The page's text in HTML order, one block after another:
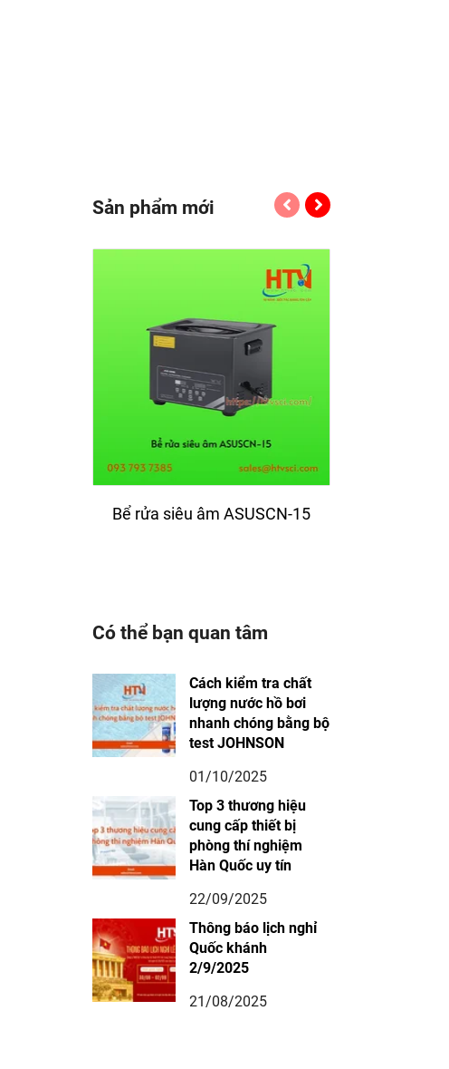
Sản phẩm mới
Bể rửa siêu âm ASUSCN-15
Có thể bạn quan tâm
Cách kiểm tra chất
lượng nước hồ bơi
nhanh chóng bằng bộ
test JOHNSON
01/10/2025
Top 3 thương hiệu
cung cấp thiết bị
phòng thí nghiệm
Hàn Quốc uy tín
22/09/2025
Thông báo lịch nghỉ
Quốc khánh
2/9/2025
21/08/2025